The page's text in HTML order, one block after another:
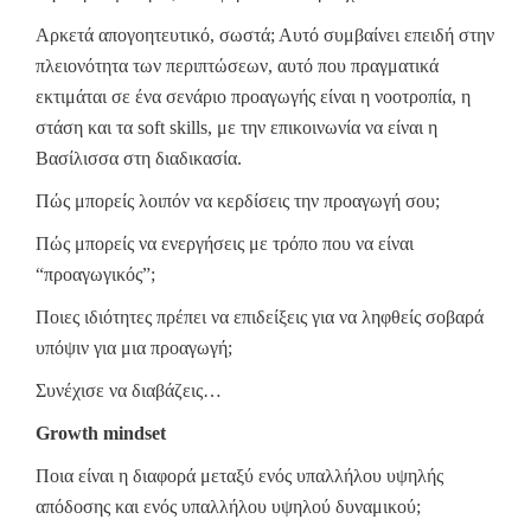
Αρκετά απογοητευτικό, σωστά; Αυτό συμβαίνει επειδή στην
πλειονότητα των περιπτώσεων, αυτό που πραγματικά
εκτιμάται σε ένα σενάριο προαγωγής είναι η νοοτροπία, η
στάση και τα soft skills, με την επικοινωνία να είναι η
Βασίλισσα στη διαδικασία.
Πώς μπορείς λοιπόν να κερδίσεις την προαγωγή σου;
Πώς μπορείς να ενεργήσεις με τρόπο που να είναι
“προαγωγικός”;
Ποιες ιδιότητες πρέπει να επιδείξεις για να ληφθείς σοβαρά
υπόψιν για μια προαγωγή;
Συνέχισε να διαβάζεις…
Growth mindset
Ποια είναι η διαφορά μεταξύ ενός υπαλλήλου υψηλής
απόδοσης και ενός υπαλλήλου υψηλού δυναμικού;